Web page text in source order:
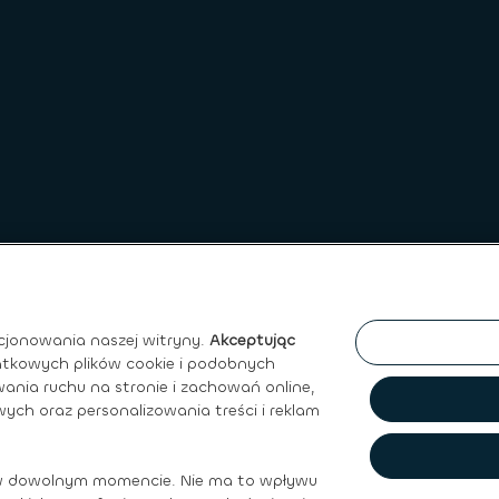
Prawo do ochrony Danych
naszej witryny. Akceptując
plików cookie i podobnych
ruchu na stronie i zachowań online,
oraz personalizowania treści i reklam
momencie. Nie ma to wpływu